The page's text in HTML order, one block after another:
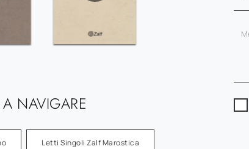
NAVIGARE
Letti Singoli Zalf Marostica